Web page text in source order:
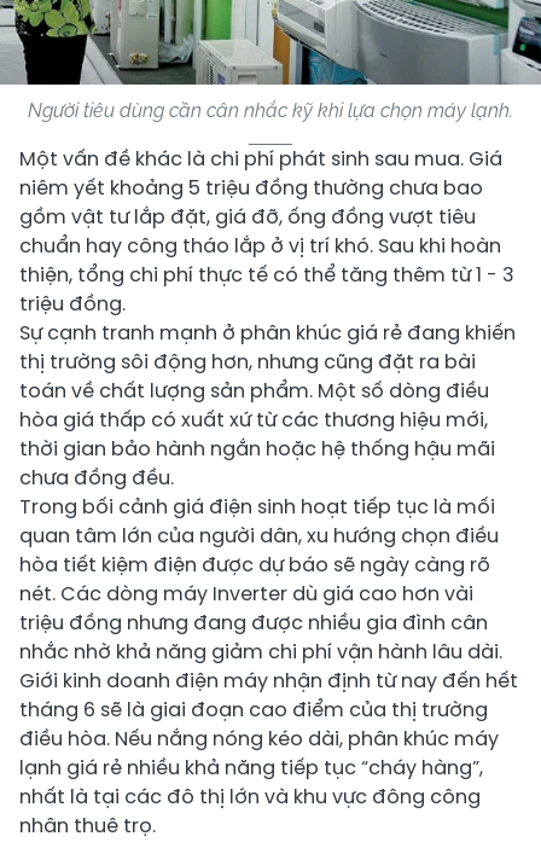
Người tiêu dùng cần cân nhắc kỹ khi lựa chọn máy lạnh.
Một vấn đề khác là chi phí phát sinh sau mua. Giá
niêm yết khoảng 5 triệu đồng thường chưa bao
gồm vật tư lắp đặt, giá đỡ, ống đồng vượt tiêu
chuẩn hay công tháo lắp ở vị trí khó. Sau khi hoàn
thiện, tổng chi phí thực tế có thể tăng thêm từ 1 - 3
triệu đồng.
Sự cạnh tranh mạnh ở phân khúc giá rẻ đang khiến
thị trường sôi động hơn, nhưng cũng đặt ra bài
toán về chất lượng sản phẩm. Một số dòng điều
hòa giá thấp có xuất xứ từ các thương hiệu mới,
thời gian bảo hành ngắn hoặc hệ thống hậu mãi
chưa đồng đều.
Trong bối cảnh giá điện sinh hoạt tiếp tục là mối
quan tâm lớn của người dân, xu hướng chọn điều
hòa tiết kiệm điện được dự báo sẽ ngày càng rõ
nét. Các dòng máy Inverter dù giá cao hơn vài
triệu đồng nhưng đang được nhiều gia đình cân
nhắc nhờ khả năng giảm chi phí vận hành lâu dài.
Giới kinh doanh điện máy nhận định từ nay đến hết
tháng 6 sẽ là giai đoạn cao điểm của thị trường
điều hòa. Nếu nắng nóng kéo dài, phân khúc máy
lạnh giá rẻ nhiều khả năng tiếp tục “cháy hàng”,
nhất là tại các đô thị lớn và khu vực đông công
nhân thuê trọ.